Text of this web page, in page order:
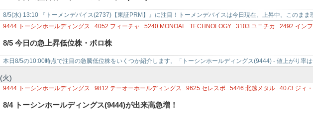
8/5(水) 13:10 『トーメンデバイス(2737)【東証PRM】』に注目！トーメンデバイスは今日現在、上昇中。このまま
終了すると、…
9444 トーシンホールディングス 4052 フィーチャ 5240 MONOAI TECHNOLOGY 3103 ユニチカ 2492 イン
8/5 今日の急上昇低位株・ボロ株
本日8/5の10:00時点で注目の急騰低位株をいくつか紹介します。「トーシンホールディングス(9444) - 値上がり率
(火)
9444 トーシンホールディングス 9812 テーオーホールディングス 9625 セレスポ 5446 北越メタル 4073 ジィ
8/4 トーシンホールディングス(9444)が出来高急増！